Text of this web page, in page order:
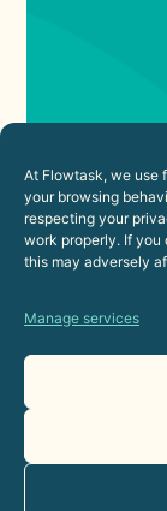
At Flowtask, we use
your browsing
respecting your
work properly. If you
this may adversely
Manage services